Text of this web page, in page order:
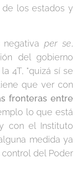
de los estados y
negativaper se,
del gobierno
4T, "quizá sí se
que ver con
fronteras entre
lo que está
con el Instituto
medida ya
del Poder